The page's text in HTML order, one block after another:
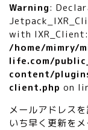
Warning:
with
/home/mimry/
life.com/
content/
client.php on
メールアドレス
いち早く更新を